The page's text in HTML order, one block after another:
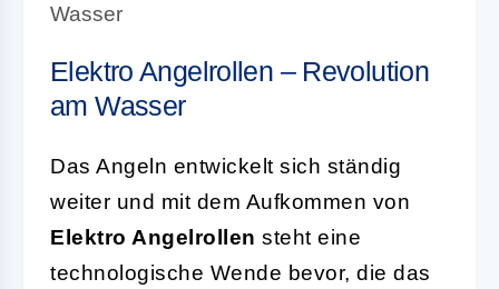
Wasser
Elektro Angelrollen – Revolution
am Wasser
Das Angeln entwickelt sich ständig
weiter und mit dem Aufkommen von
Elektro Angelrollen steht eine
technologische Wende bevor, die das